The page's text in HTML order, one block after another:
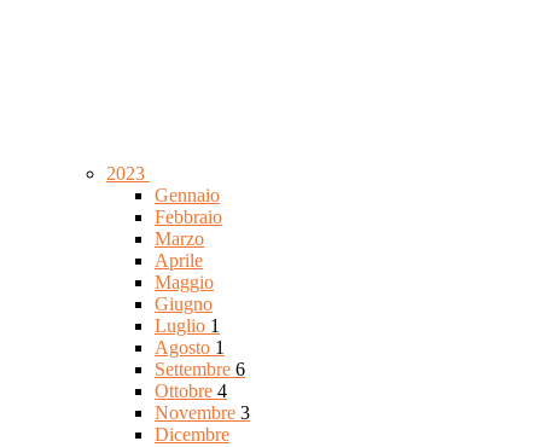
2023
Gennaio
Febbraio
Marzo
Aprile
Maggio
Giugno
Luglio 1
Agosto 1
Settembre 6
Ottobre 4
Novembre 3
Dicembre